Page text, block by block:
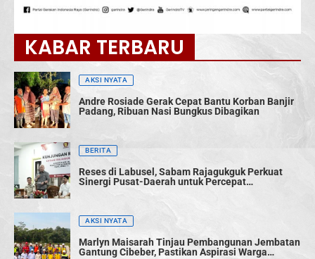
KABAR TERBARU
AKSI NYATA
Andre Rosiade Gerak Cepat Bantu Korban Banjir
Padang, Ribuan Nasi Bungkus Dibagikan
BERITA
Reses di Labusel, Sabam Rajagukguk Perkuat
Sinergi Pusat-Daerah untuk Percepat
AKSI NYATA
Marlyn Maisarah Tinjau Pembangunan Jembatan
Gantung Cibeber, Pastikan Aspirasi Warga